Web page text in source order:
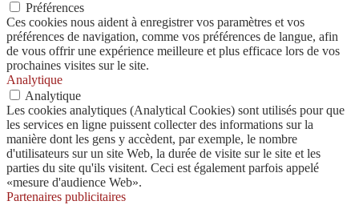
Préférences
Ces cookies nous aident à enregistrer vos paramètres et vos
préférences de navigation, comme vos préférences de langue, afin
de vous offrir une expérience meilleure et plus efficace lors de vos
prochaines visites sur le site.
Analytique
Analytique
Les cookies analytiques (Analytical Cookies) sont utilisés pour que
les services en ligne puissent collecter des informations sur la
manière dont les gens y accèdent, par exemple, le nombre
d'utilisateurs sur un site Web, la durée de visite sur le site et les
parties du site qu'ils visitent. Ceci est également parfois appelé
«mesure d'audience Web».
Partenaires publicitaires